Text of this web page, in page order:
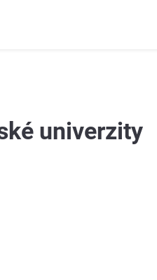
univerzity